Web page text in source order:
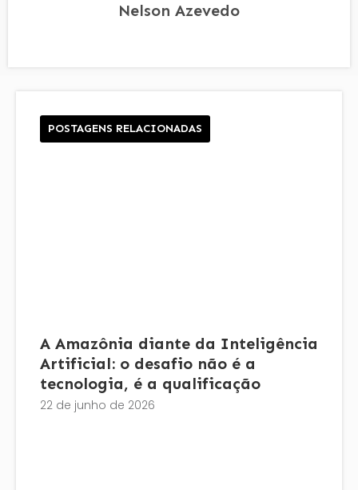
Nelson Azevedo
POSTAGENS RELACIONADAS
A Amazônia diante da Inteligência
Artificial: o desafio não é a
tecnologia, é a qualificação
22 de junho de 2026